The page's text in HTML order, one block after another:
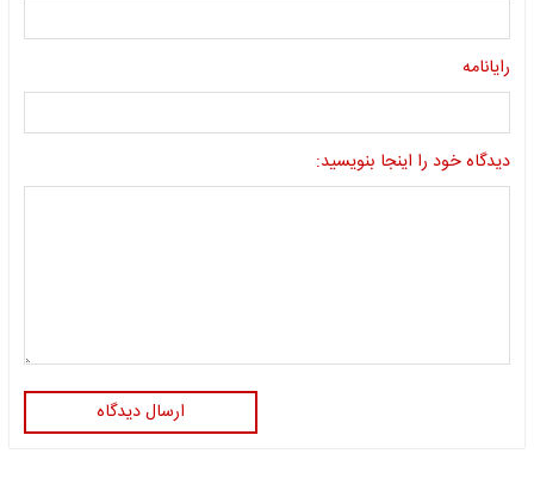
رایانامه
دیدگاه خود را اینجا بنویسید:
ارسال دیدگاه